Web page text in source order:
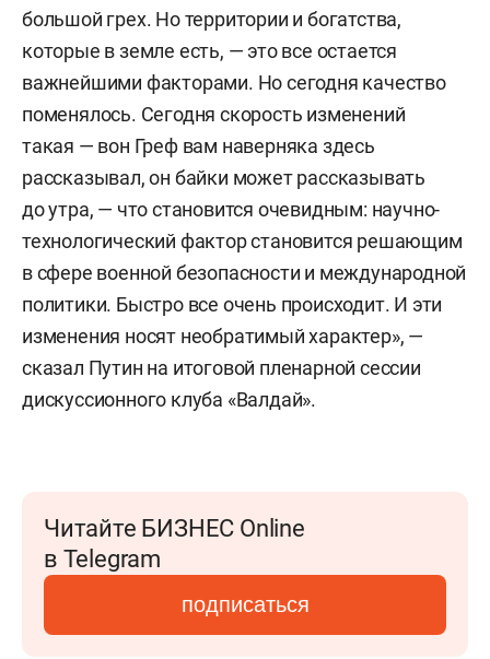
большой грех. Но территории и богатства,
которые в земле есть, — это все остается
важнейшими факторами. Но сегодня качество
поменялось. Сегодня скорость изменений
такая — вон Греф вам наверняка здесь
рассказывал, он байки может рассказывать
до утра, — что становится очевидным: научно-
технологический фактор становится решающим
в сфере военной безопасности и международной
политики. Быстро все очень происходит. И эти
изменения носят необратимый характер», —
сказал Путин на итоговой пленарной сессии
дискуссионного клуба «Валдай».
Читайте БИЗНЕС Online
в Telegram
подписаться